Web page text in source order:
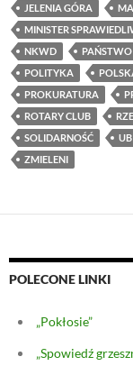
JELENIA GÓRA
MINISTER
NKWD
POLITYKA
PROKURATURA
ROTARY CLUB
SOLIDARNOŚĆ
UB
ZMIELENI
POLECONE LINKI
„Pokłosie”
„Spowiedź